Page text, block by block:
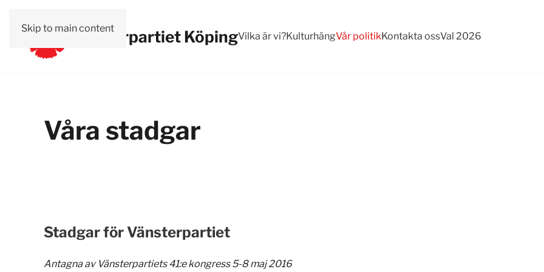
Skip to main contentVänsterpartiet KöpingVilka är vi?KulturhängVår politikKontakta ossVal 2026
Våra stadgar
Stadgar för Vänsterpartiet
Antagna av Vänsterpartiets 41:e kongress 5-8 maj 2016